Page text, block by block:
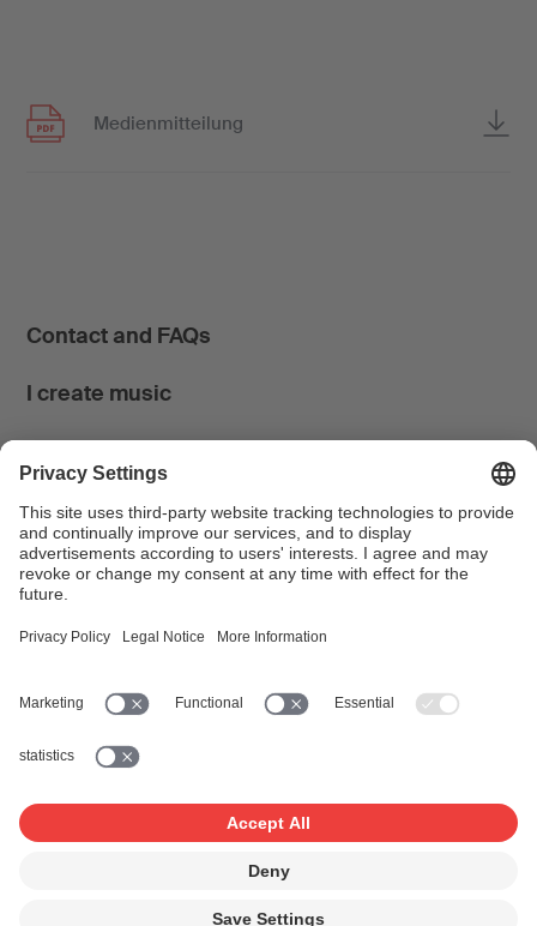
Medienmitteilung
Contact and FAQs
I create music
News & Calendar
FONDATION SUISA ↗
Facebook
SUISAblog